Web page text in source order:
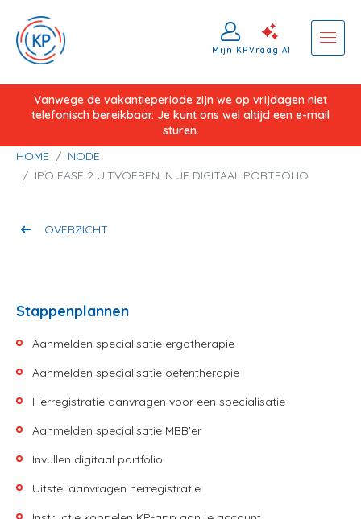
Overslaan
inhoud
Vanwege de vakantieperiode zijn we op vrijdagen niet
telefonisch bereikbaar. Je kunt ons wel altijd een e-mail
sturen.
Mijn KPVraag AI
Kruimelpad
HOME
NODE
IPO FASE 2 UITVOEREN IN JE DIGITAAL PORTFOLIO
OVERZICHT
Stappenplannen
Aanmelden specialisatie ergotherapie
Aanmelden specialisatie oefentherapie
Herregistratie aanvragen voor een specialisatie
Aanmelden specialisatie MBB'er
Invullen digitaal portfolio
Uitstel aanvragen herregistratie